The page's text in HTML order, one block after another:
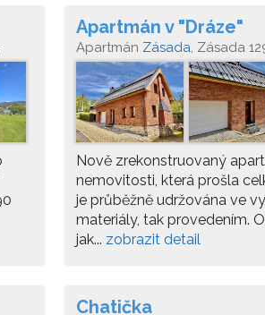
Apartmán v "Dráze"
Apartmán Zásada, Zásada
Nově zrekonstruovaný
nemovitosti, která prošla
je průběžně udržována ve
materiály, tak provedením.
jak... zobrazit detail
Chatička